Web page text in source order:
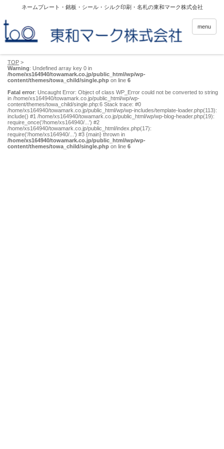
ネームプレート・銘板・シール・シルク印刷・名札の東和マーク株式会社
menu
TOP >
Warning: Undefined array key 0 in
/home/xs164940/towamark.co.jp/public_html/wp/wp-
content/themes/towa_child/single.php on line 6
Fatal error: Uncaught Error: Object of class WP_Error could not be converted to string
in /home/xs164940/towamark.co.jp/public_html/wp/wp-
content/themes/towa_child/single.php:6 Stack trace: #0
/home/xs164940/towamark.co.jp/public_html/wp/wp-includes/template-loader.php(113):
include() #1 /home/xs164940/towamark.co.jp/public_html/wp/wp-blog-header.php(19):
require_once('/home/xs164940/...') #2
/home/xs164940/towamark.co.jp/public_html/index.php(17):
require('/home/xs164940/...') #3 {main} thrown in
/home/xs164940/towamark.co.jp/public_html/wp/wp-
content/themes/towa_child/single.php on line 6